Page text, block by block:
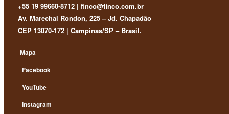
+55 19 99660-8712 | finco@finco.com.br
Av. Marechal Rondon, 225 – Jd. Chapadão
CEP 13070-172 | Campinas/SP – Brasil.
Mapa
Facebook
YouTube
Instagram